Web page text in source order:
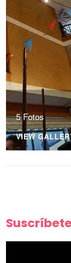
5 Fotos
VIEW